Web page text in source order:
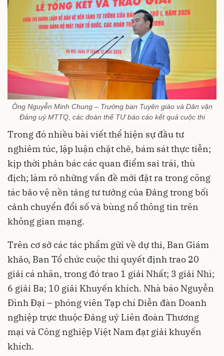
Ông Nguyễn Minh Chung – Trưởng ban Tuyên giáo và Dân vận
Đảng uỷ MTTQ, các đoàn thể TƯ báo cáo kết quả cuộc thi
Trong đó nhiều bài viết thể hiện sự đầu tư
nghiêm túc, lập luận chặt chẽ, bám sát thực tiễn;
kịp thời phản bác các quan điểm sai trái, thù
địch; làm rõ những vấn đề mới đặt ra trong công
tác bảo vệ nền tảng tư tưởng của Đảng trong bối
cảnh chuyển đổi số và bùng nổ thông tin trên
không gian mạng.
Trên cơ sở các tác phẩm gửi về dự thi, Ban Giám
khảo, Ban Tổ chức cuộc thi quyết định trao 20
giải cá nhân, trong đó trao 1 giải Nhất; 3 giải Nhì;
6 giải Ba; 10 giải Khuyến khích. Nhà báo Nguyễn
Đình Đại – phóng viên Tạp chí Diễn đàn Doanh
nghiệp trực thuộc Đảng uỷ Liên đoàn Thương
mại và Công nghiệp Việt Nam đạt giải khuyến
khích.